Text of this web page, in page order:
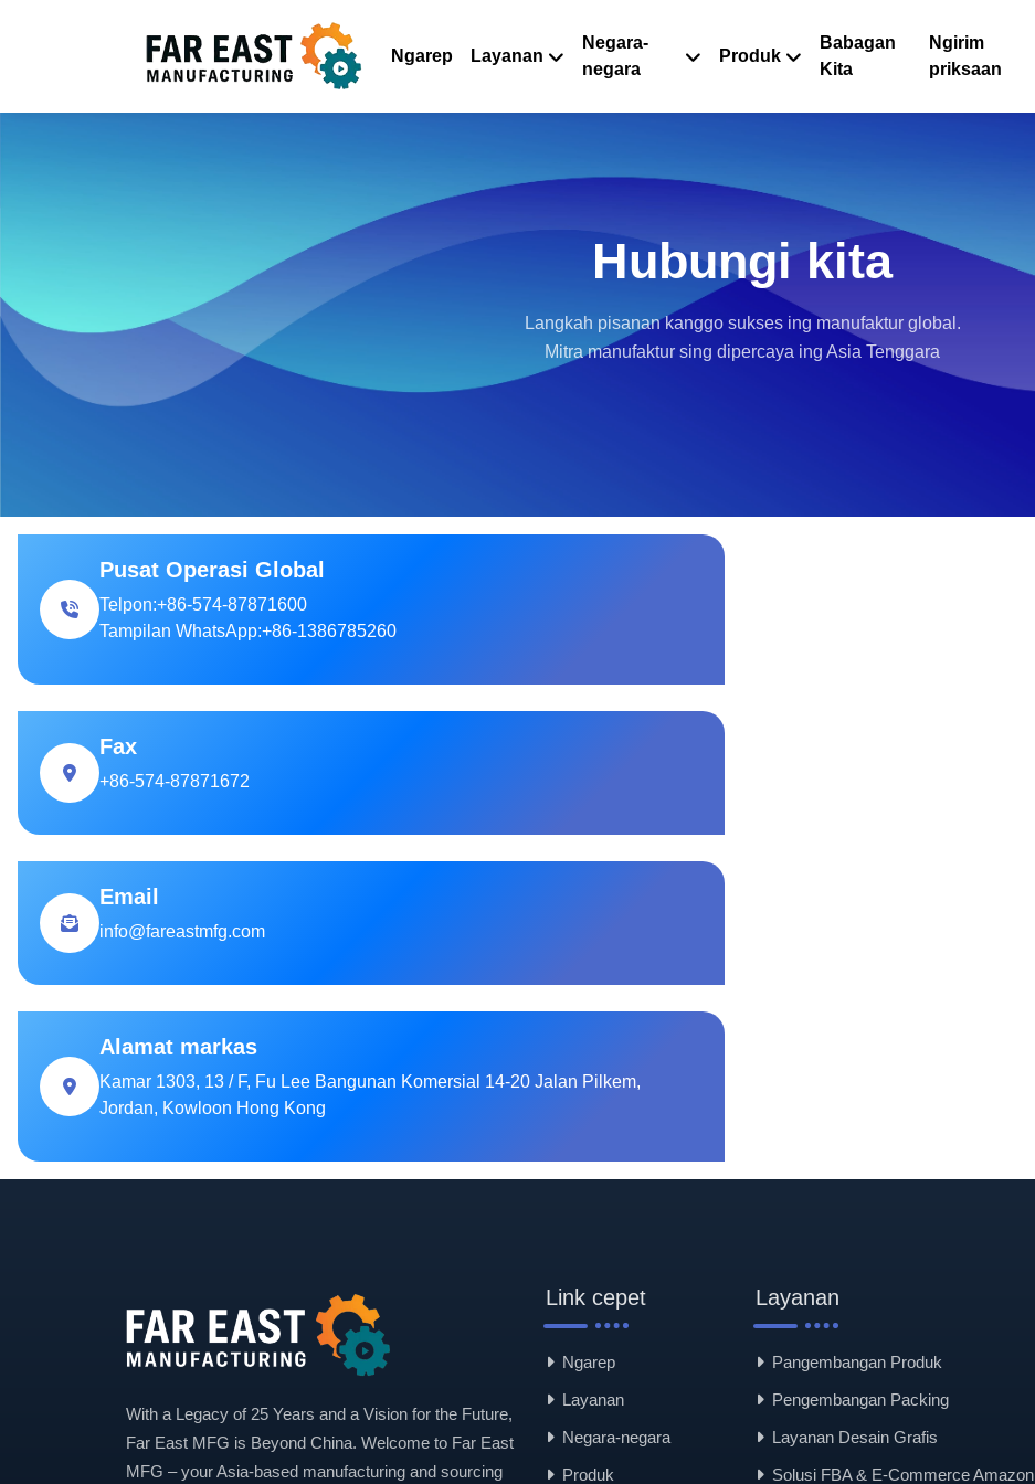
Ngarep Layanan
Negara-
negara
Produk
Babagan
Kita
Ngirim
priksaan
Hubungi kita
Langkah pisanan kanggo sukses ing manufaktur global.
Mitra manufaktur sing dipercaya ing Asia Tenggara
Pusat Operasi Global
Telpon:+86-574-87871600
Tampilan WhatsApp:+86-1386785260
Fax
+86-574-87871672
Email
info@fareastmfg.com
Alamat markas
Kamar 1303, 13 / F, Fu Lee Bangunan Komersial 14-20 Jalan Pilkem,
Jordan, Kowloon Hong Kong
With a Legacy of 25 Years and a Vision for the Future,
Far East MFG is Beyond China. Welcome to Far East
MFG – your Asia-based manufacturing and sourcing
Link cepet
Ngarep
Layanan
Negara-negara
Produk
Layanan
Pangembangan Produk
Pengembangan Packing
Layanan Desain Grafis
Solusi FBA & E-Commerce Amazon